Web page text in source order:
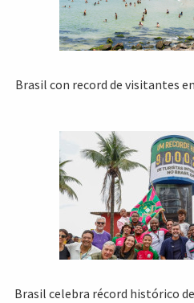
Brasil con record de visitantes
Brasil celebra récord histórico